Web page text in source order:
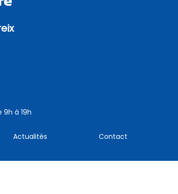
9h à 19h
Actualités Contact